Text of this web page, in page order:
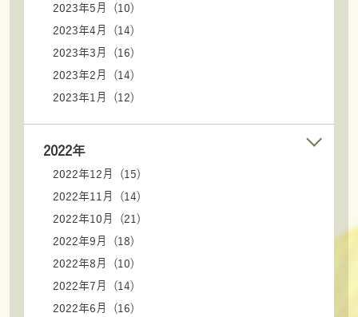
2023年5月 (10)
2023年4月 (14)
2023年3月 (16)
2023年2月 (14)
2023年1月 (12)
2022年
2022年12月 (15)
2022年11月 (14)
2022年10月 (21)
2022年9月 (18)
2022年8月 (10)
2022年7月 (14)
2022年6月 (16)